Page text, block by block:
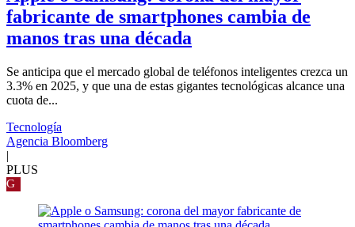
fabricante de smartphones cambia de
manos tras una década
Se anticipa que el mercado global de teléfonos inteligentes crezca un
3.3% en 2025, y que una de estas gigantes tecnológicas alcance una
cuota de...
Tecnología
Agencia Bloomberg
|
PLUS
G